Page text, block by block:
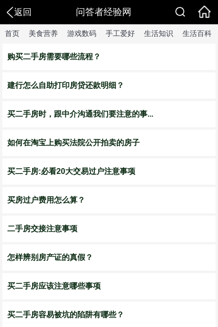
返回 问答者经验网
首页 美食营养 游戏数码 手工爱好 生活知识 生活百科
购买二手房需要哪些流程？
建行怎么自助打印房贷还款明细？
买二手房时，跟中介沟通我们要注意的事...
如何在淘宝上购买法院公开拍卖的房子
买二手房:必看20大交易过户注意事项
买房过户费用怎么算？
二手房交接注意事项
怎样辨别房产证的真假？
买二手房应该注意哪些事项
买二手房容易被坑的陷阱有哪些？